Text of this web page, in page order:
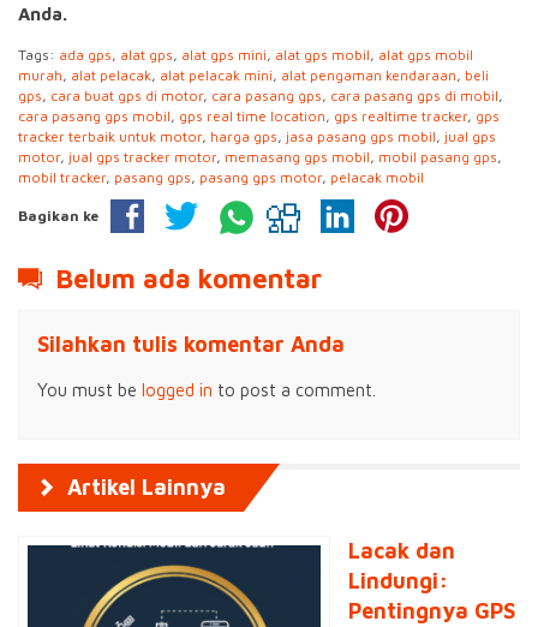
Anda.
Tags: ada gps, alat gps, alat gps mini, alat gps mobil, alat gps mobil
murah, alat pelacak, alat pelacak mini, alat pengaman kendaraan, beli
gps, cara buat gps di motor, cara pasang gps, cara pasang gps di mobil,
cara pasang gps mobil, gps real time location, gps realtime tracker, gps
tracker terbaik untuk motor, harga gps, jasa pasang gps mobil, jual gps
motor, jual gps tracker motor, memasang gps mobil, mobil pasang gps,
mobil tracker, pasang gps, pasang gps motor, pelacak mobil
Bagikan ke
Belum ada komentar
Silahkan tulis komentar Anda
You must be logged in to post a comment.
Artikel Lainnya
Lacak dan
Lindungi:
Pentingnya GPS